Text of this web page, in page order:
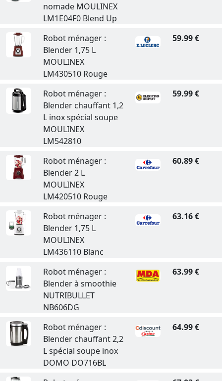
nomade MOULINEX
LM1E04F0 Blend Up
Robot ménager :
Blender 1,75 L
MOULINEX
LM430510 Rouge
59.99 €
Robot ménager :
Blender chauffant 1,2
L inox spécial soupe
MOULINEX
LM542810
59.99 €
Robot ménager :
Blender 2 L
MOULINEX
LM420510 Rouge
60.89 €
Robot ménager :
Blender 1,75 L
MOULINEX
LM436110 Blanc
63.16 €
Robot ménager :
Blender à smoothie
NUTRIBULLET
NB606DG
63.99 €
Robot ménager :
Blender chauffant 2,2
L spécial soupe inox
DOMO DO716BL
64.99 €